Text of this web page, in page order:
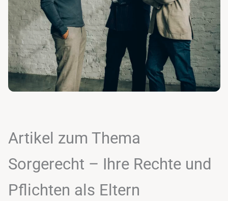
Artikel zum Thema
Sorgerecht – Ihre Rechte und
Pflichten als Eltern